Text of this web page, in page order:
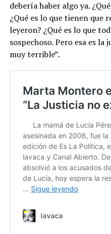
debería haber algo ya.
¿Qué es lo que tienen que
leyeron? ¿Qué es lo que
sospechoso. Pero esa es
muy terrible”.